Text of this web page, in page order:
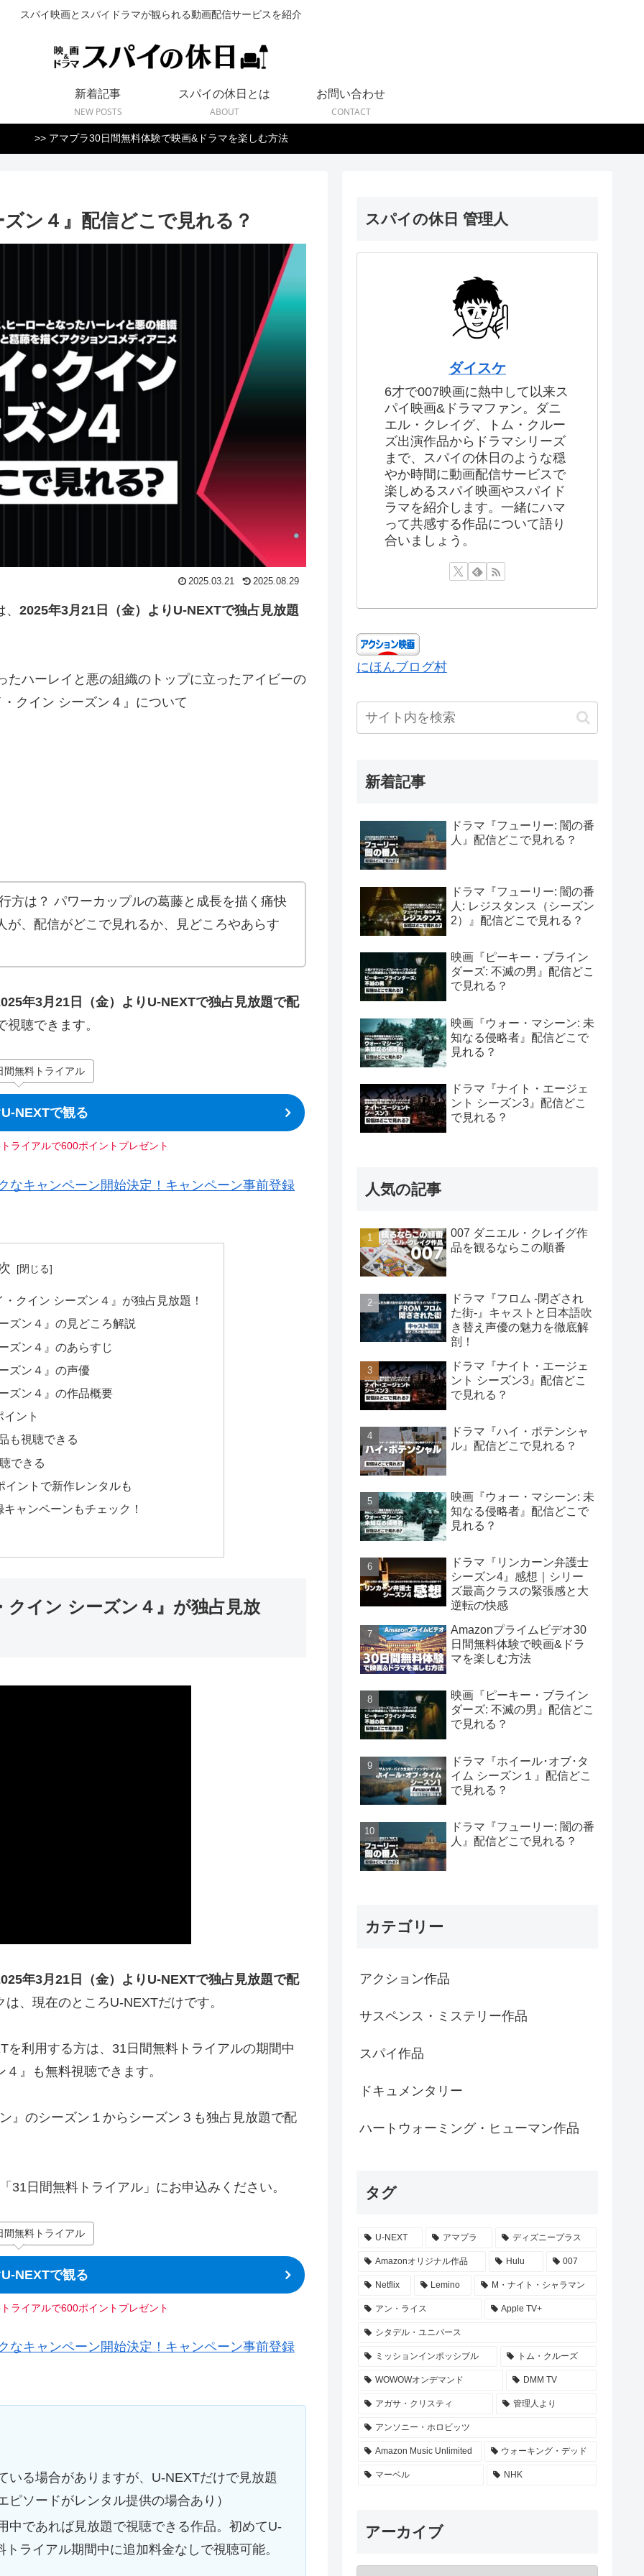
スパイ映画とスパイドラマが観られる動画配信サービスを紹介
新着記事
NEW POSTS
スパイの休日とは
ABOUT
お問い合わせ
CONTACT
>> アマプラ30日間無料体験で映画&ドラマを楽しむ方法
ン４』配信どこで見れる？
2025.03.21 2025.08.29
2025年3月21日（金）よりU-NEXTで独占見放題
ハーレイと悪の組織のトップに立ったアイビーの
クイン シーズン４』について
方は？ パワーカップルの葛藤と成長を描く痛快
が、配信がどこで見れるか、見どころやあらす
年3月21日（金）よりU-NEXTで独占見放題で配
聴できます。
間無料トライアル
NEXTで観る
ライアルで600ポイントプレゼント
なキャンペーン開始決定！キャンペーン事前登録
クイン シーズン４』が独占見放題！
ズン４』の見どころ解説
ズン４』のあらすじ
ズン４』の声優
ズン４』の作品概要
ント
も視聴できる
できる
ントで新作レンタルも
ャンペーンもチェック！
イン シーズン４』が独占見放
年3月21日（金）よりU-NEXTで独占見放題で配
、現在のところU-NEXTだけです。
利用する方は、31日間無料トライアルの期間中
』も無料視聴できます。
』のシーズン１からシーズン３も独占見放題で配
日間無料トライアル」にお申込みください。
間無料トライアル
NEXTで観る
ライアルで600ポイントプレゼント
なキャンペーン開始決定！キャンペーン事前登録
いる場合がありますが、U-NEXTだけで見放題
ソードがレンタル提供の場合あり）
中であれば見放題で視聴できる作品。初めてU-
ライアル期間中に追加料金なしで視聴可能。
スパイの休日 管理人
ダイスケ
6才で007映画に熱中して以来ス
パイ映画&ドラマファン。ダニ
エル・クレイグ、トム・クルー
ズ出演作品からドラマシリーズ
まで、スパイの休日のような穏
やか時間に動画配信サービスで
楽しめるスパイ映画やスパイド
ラマを紹介します。一緒にハマ
って共感する作品について語り
合いましょう。
にほんブログ村
新着記事
ドラマ『フューリー: 闇の番
人』配信どこで見れる？
ドラマ『フューリー: 闇の番
人: レジスタンス（シーズン
2）』配信どこで見れる？
映画『ピーキー・ブライン
ダーズ: 不滅の男』配信どこ
で見れる？
映画『ウォー・マシーン: 未
知なる侵略者』配信どこで
見れる？
ドラマ『ナイト・エージェ
ント シーズン3』配信どこ
で見れる？
人気の記事
007 ダニエル・クレイグ作
品を観るならこの順番
ドラマ『フロム -閉ざされ
た街-』キャストと日本語吹
き替え声優の魅力を徹底解
剖！
ドラマ『ナイト・エージェ
ント シーズン3』配信どこ
で見れる？
ドラマ『ハイ・ポテンシャ
ル』配信どこで見れる？
映画『ウォー・マシーン: 未
知なる侵略者』配信どこで
見れる？
ドラマ『リンカーン弁護士
シーズン4』感想｜シリー
ズ最高クラスの緊張感と大
逆転の快感
Amazonプライムビデオ30
日間無料体験で映画&ドラ
マを楽しむ方法
映画『ピーキー・ブライン
ダーズ: 不滅の男』配信どこ
で見れる？
ドラマ『ホイール･オブ･タ
イム シーズン１』配信どこ
で見れる？
ドラマ『フューリー: 闇の番
人』配信どこで見れる？
カテゴリー
アクション作品
サスペンス・ミステリー作品
スパイ作品
ドキュメンタリー
ハートウォーミング・ヒューマン作品
タグ
U-NEXT アマプラ ディズニープラス
Amazonオリジナル作品 Hulu 007
Netflix Lemino M・ナイト・シャラマン
アン・ライス Apple TV+
シタデル・ユニバース
ミッションインポッシブル トム・クルーズ
WOWOWオンデマンド DMM TV
アガサ・クリスティ 管理人より
アンソニー・ホロビッツ
Amazon Music Unlimited ウォーキング・デッド
マーベル NHK
アーカイブ